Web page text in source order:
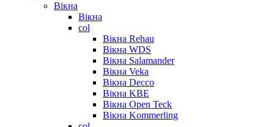
Вікна
Вікна
col
Вікна Rehau
Вікна WDS
Вікна Salamander
Вікна Veka
Вікна Decco
Вікна KBE
Вікна Open Teck
Вікна Kommerling